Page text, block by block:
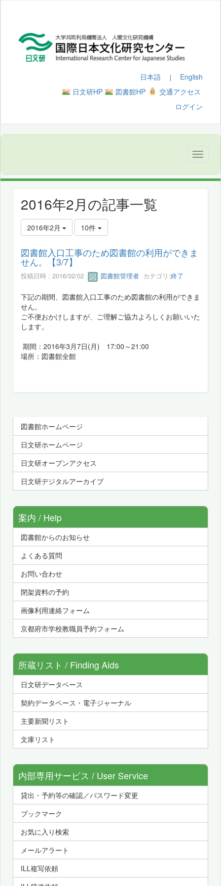
日本語 ｜ English
日文研HP
図書館HP
交通アクセス
ログイン
2016年2月の記事一覧
2016年2月 10件
図書館入口工事のため図書館の利用ができま
せん。【3/7】
投稿日時 : 2016/02/02 図書館管理者 カテゴリ:終了
下記の期間、図書館入口工事のため図書館の利用ができま
せん。
ご不便おかけしますが、ご理解ご協力よろしくお願いいた
します。
期間：2016年3月7日(月) 17:00～21:00
場所：図書館全館
図書館ホームページ
日文研ホームページ
日文研オープンアクセス
日文研デジタルアーカイブ
案内 / Help
図書館からのお知らせ
よくある質問
お問い合わせ
閉架資料の予約
画像利用連絡フォーム
京都府市学校教職員予約フォーム
所蔵リスト / Finding Aids
日文研データベース
契約データベース・電子ジャーナル
主要新聞リスト
文庫リスト
内部専用サービス / User Service
貸出・予約等の確認／パスワード変更
ブックマーク
お気に入り検索
メールアラート
ILL複写依頼